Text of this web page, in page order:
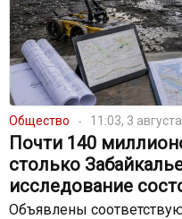
Общество 11:03, 3 августа
Почти 140
столько
исследование
Объявлены